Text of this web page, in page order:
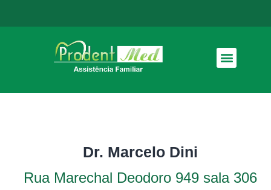
Dr. Marcelo Dini
Rua Marechal Deodoro 949 sala 306